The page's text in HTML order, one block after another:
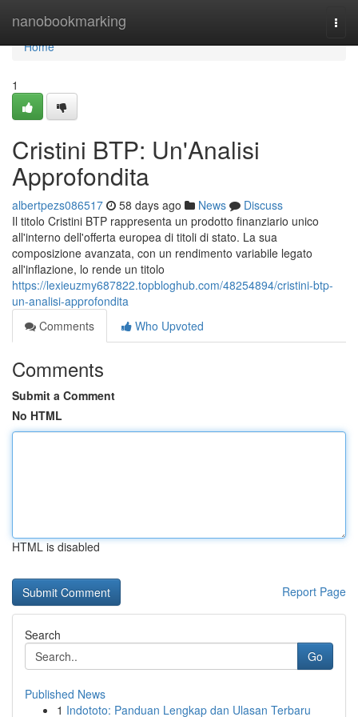
nanobookmarking
Home
Home
1
Cristini BTP: Un'Analisi
Approfondita
albertpezs086517 58 days ago News
Discuss
Il titolo Cristini BTP rappresenta un prodotto finanziario unico
all'interno dell'offerta europea di titoli di stato. La sua
composizione avanzata, con un rendimento variabile legato
all'inflazione, lo rende un titolo
https://lexieuzmy687822.topbloghub.com/48254894/cristini-btp-
un-analisi-approfondita
Comments
Who Upvoted
Comments
Submit a Comment
No HTML
HTML is disabled
Report Page
Search
Go
Published News
1 Indototo: Panduan Lengkap dan Ulasan Terbaru